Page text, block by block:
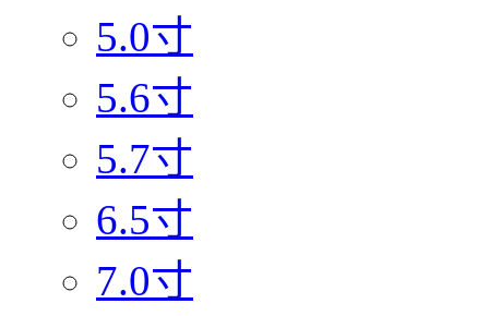
5.0寸
5.6寸
5.7寸
6.5寸
7.0寸